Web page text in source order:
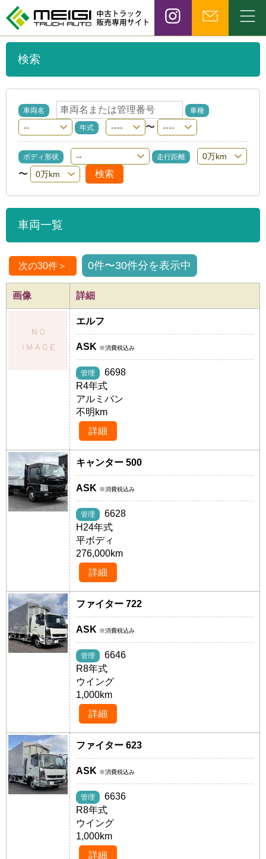
検索
車両名 車種
年式 〜
ボディ形状 走行距離
〜
車両一覧
次の30件＞ 0件〜30件分を表示中
画像 詳細
エルフ
ASK ※消費税込み
管理
6698
R4年式
アルミバン
不明km
詳細
キャンター 500
ASK ※消費税込み
管理
6628
H24年式
平ボディ
276,000km
詳細
ファイター 722
ASK ※消費税込み
管理
6646
R8年式
ウイング
1,000km
詳細
ファイター 623
ASK ※消費税込み
管理
6636
R8年式
ウイング
1,000km
詳細